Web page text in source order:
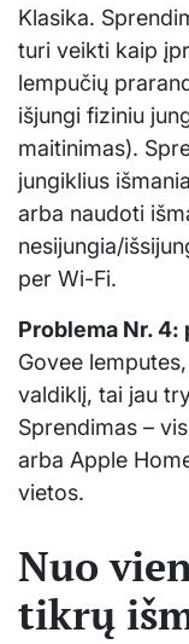
Klasika.
turi veikti kaip
lempučių
išjungi fiziniu
maitinimas).
jungiklius
arba naudoti
nesijungia/
per Wi-Fi.
Problema Nr. 4:
Govee
valdiklį, tai jau
Sprendimas –
arba Apple
vietos.
Nuo
tikrų